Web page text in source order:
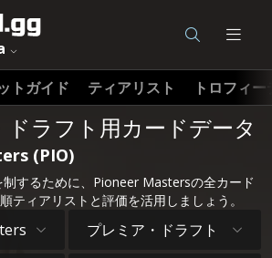
トガイド ティアリスト トロフィ
ドラフト用カードデータ
(PIO)
するために、Pioneer Mastersの全カード
ティアリストと評価を活用しましょう。
プレミア・ドラフト